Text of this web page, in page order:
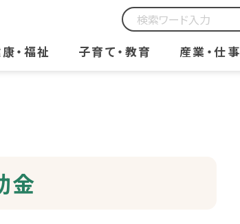
・福祉 子育て・教育 産業・仕事
金